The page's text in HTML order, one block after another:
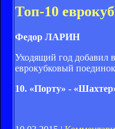
Топ-10
Федор ЛАРИН
Уходящий год добавил
еврокубковый
10. «Порту» -